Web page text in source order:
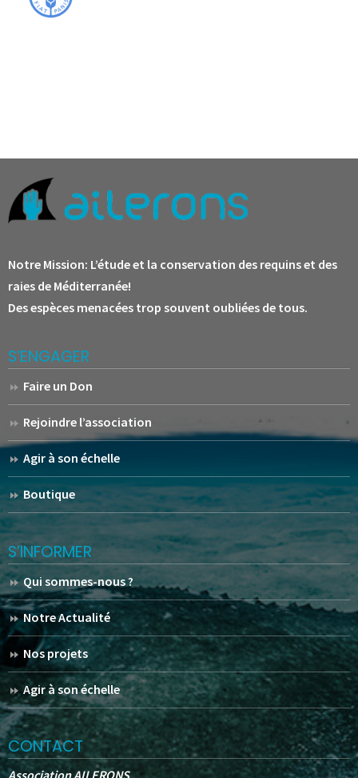
Notre Mission: L’étude et la conservation des requins et des
raies de Méditerranée!
Des espèces menacées trop souvent oubliées de tous.
S’ENGAGER
Faire un Don
Rejoindre l’association
Agir à son échelle
Boutique
S’INFORMER
Qui sommes-nous ?
Notre Actualité
Nos projets
Agir à son échelle
CONTACT